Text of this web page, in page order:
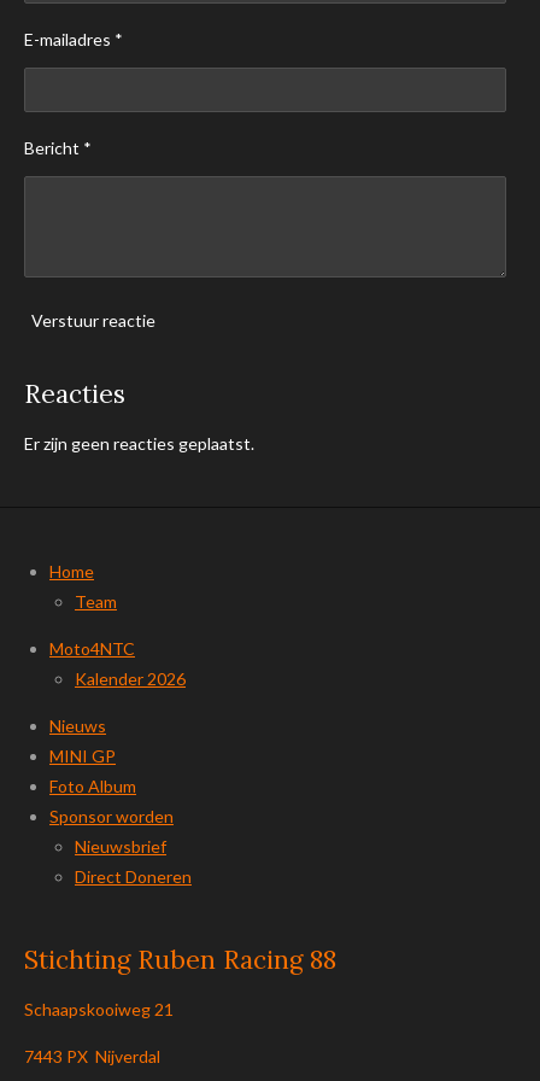
E-mailadres *
Bericht *
Verstuur reactie
Reacties
Er zijn geen reacties geplaatst.
Home
Team
Moto4NTC
Kalender 2026
Nieuws
MINI GP
Foto Album
Sponsor worden
Nieuwsbrief
Direct Doneren
Stichting Ruben Racing 88
Schaapskooiweg 21
7443 PX Nijverdal